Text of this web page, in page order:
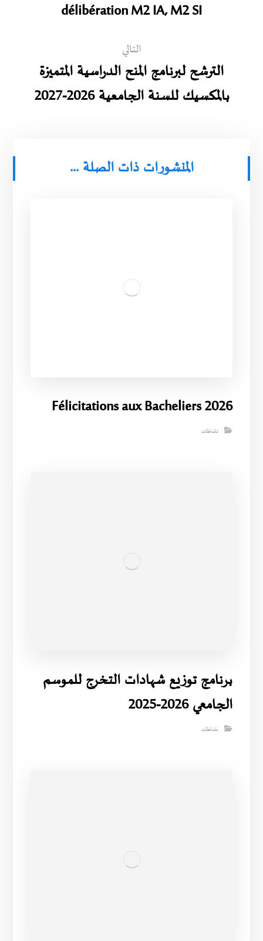
délibération M2 IA, M2 SI
التالي
الترشح لبرنامج المنح الدراسية المتميزة
بالمكسيك للسنة الجامعية 2026-2027
المنشورات ذات الصلة ...
Félicitations aux Bacheliers 2026
نشاطات
برنامج توزيع شهادات التخرج للموسم
الجامعي 2026-2025
نشاطات